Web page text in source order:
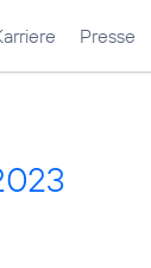
Presse